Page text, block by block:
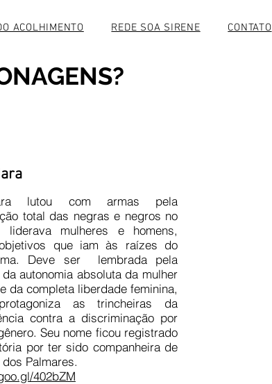
lutou com armas pela
total das negras e negros no
liderava mulheres e homens,
que iam às raízes do
Deve ser lembrada pela
autonomia absoluta da mulher
da completa liberdade feminina,
as trincheiras da
contra a discriminação por
Seu nome ficou registrado
por ter sido companheira de
Palmares.
402bZM
ACOLHIMENTO REDE SOA SIRENE CONTATO